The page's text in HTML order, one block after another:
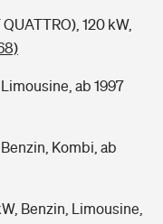
120 kW,
ab 1997
Kombi, ab
Benzin, Limousine,